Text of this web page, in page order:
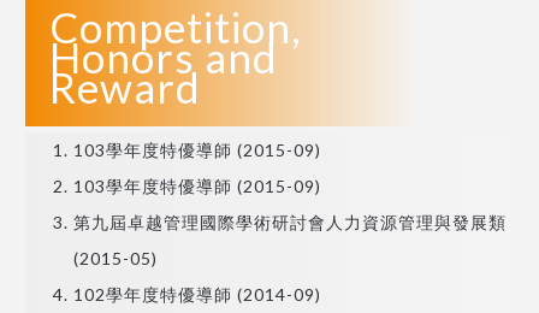
Competition,
Honors and
Reward
103學年度特優導師 (2015-09)
103學年度特優導師 (2015-09)
第九屆卓越管理國際學術研討會人力資源管理與發展類
(2015-05)
102學年度特優導師 (2014-09)